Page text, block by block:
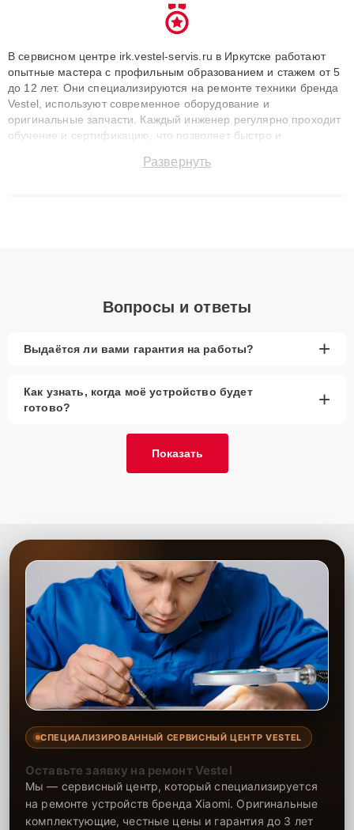
В сервисном центре irk.vestel-servis.ru в Иркутске работают
опытные мастера с профильным образованием и стажем от 5
до 12 лет. Они специализируются на ремонте техники бренда
Vestel, используют современное оборудование и
оригинальные запчасти. Каждый инженер регулярно проходит
обучение и сертификацию, что позволяет быстро и
сохранением гарантии до 3 лет. Наши мастера решают
Развернуть
Вопросы и ответы
Выдаётся ли вами гарантия на работы? +
Как узнать, когда моё устройство будет
готово?
+
Показать
СПЕЦИАЛИЗИРОВАННЫЙ СЕРВИСНЫЙ ЦЕНТР VESTEL
Оставьте заявку на ремонт Vestel
Мы — сервисный центр, который специализируется
на ремонте устройств бренда Xiaomi. Оригинальные
комплектующие, честные цены и гарантия до 3 лет